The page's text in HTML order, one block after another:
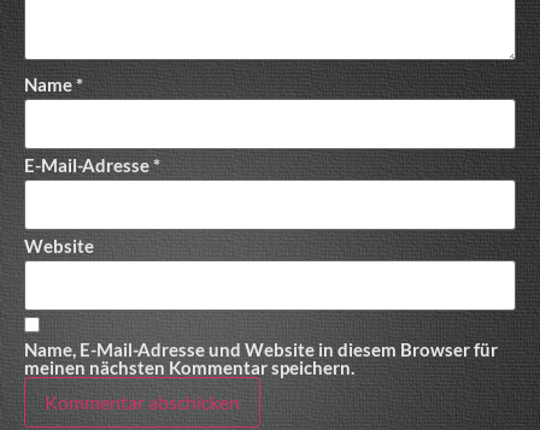
Name*
E-Mail-Adresse*
Website
Name, E-Mail-Adresse und Website in diesem Browser für
meinen nächsten Kommentar speichern.